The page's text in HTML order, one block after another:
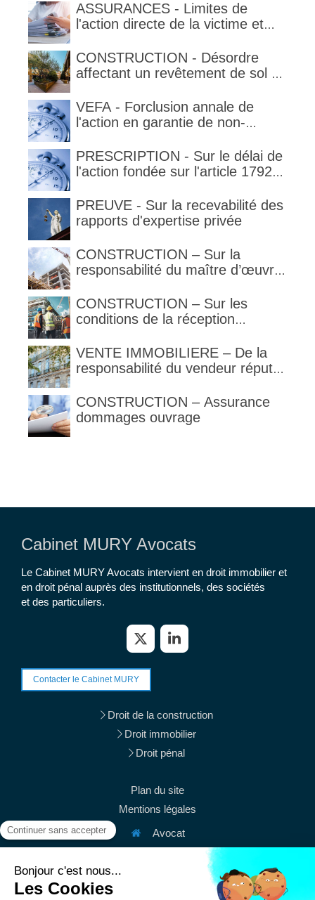
ASSURANCES - Limites de
l'action directe de la victime et
délimitant l'étendue temporelle de
la garantie en condition de la
CONSTRUCTION - Désordre
affectant un revêtement de sol et
VEFA - Forclusion annale de
l'action en garantie de non-
PRESCRIPTION - Sur le délai de
l'action fondée sur l'article 1792-
PREUVE - Sur la recevabilité des
rapports d'expertise privée
CONSTRUCTION – Sur la
responsabilité du maître d’œuvre
l’architecte supporte une
obligation de contrôle étendu
CONSTRUCTION – Sur les
conditions de la réception
VENTE IMMOBILIERE – De la
responsabilité du vendeur réputé
1792 et suivants du code civil
CONSTRUCTION – Assurance
dommages ouvrage
Cabinet MURY Avocats
Le Cabinet MURY Avocats intervient en droit immobilier et
en droit pénal auprès des institutionnels, des sociétés
et des particuliers.
Contacter le Cabinet MURY
Droit de la construction
Droit immobilier
Droit pénal
Plan du site
Mentions légales
Avocat
38 rue du Mont Thabor
Afficher le téléphone